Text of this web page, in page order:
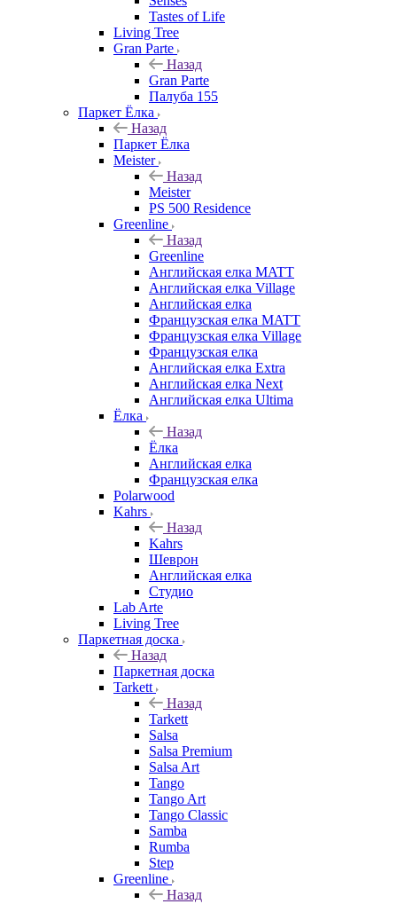
Tastes of Life
Living Tree
Gran Parte
Назад
Gran Parte
Палуба 155
Паркет Ёлка
Назад
Паркет Ёлка
Meister
Назад
Meister
PS 500 Residence
Greenline
Назад
Greenline
Английская елка MATT
Английская елка Village
Английская елка
Французская елка MATT
Французская елка Village
Французская елка
Английская елка Extra
Английская елка Next
Английская елка Ultima
Ёлка
Назад
Ёлка
Английская елка
Французская елка
Polarwood
Kahrs
Назад
Kahrs
Шеврон
Английская елка
Студио
Lab Arte
Living Tree
Паркетная доска
Назад
Паркетная доска
Tarkett
Назад
Tarkett
Salsa
Salsa Premium
Salsa Art
Tango
Tango Art
Tango Classic
Samba
Rumba
Step
Greenline
Назад